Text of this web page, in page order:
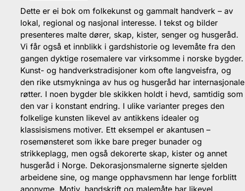
Dette er ei bok om folkekunst og gammalt handverk – av
lokal, regional og nasjonal interesse. I tekst og bilder
presenteres malte dører, skap, kister, senger og husgeråd.
Vi får også et innblikk i gardshistorie og levemåte fra den
gangen dyktige rosemalere var virksomme i norske bygder.
Kunst- og handverkstradisjoner kom ofte langveisfra, og
den rike utsmykninga av hus og husgeråd har internasjonale
røtter. I noen bygder ble skikken holdt i hevd, samtidig som
den var i konstant endring. I ulike varianter preges den
folkelige kunsten likevel av antikkens idealer og
klassisismens motiver. Ett eksempel er akantusen –
rosemønsteret som ikke bare preger bunader og
strikkeplagg, men også dekorerte skap, kister og annet
husgeråd i Norge. Dekorasjonsmalerne signerte sjelden
arbeidene sine, og mange opphavsmenn har lenge forblitt